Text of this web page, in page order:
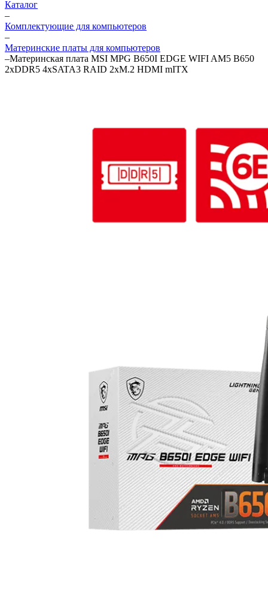
Каталог
–
Комплектующие для компьютеров
–
Материнские платы для компьютеров
–Материнская плата MSI MPG B650I EDGE WIFI AM5 B650
2xDDR5 4xSATA3 RAID 2xM.2 HDMI mITX